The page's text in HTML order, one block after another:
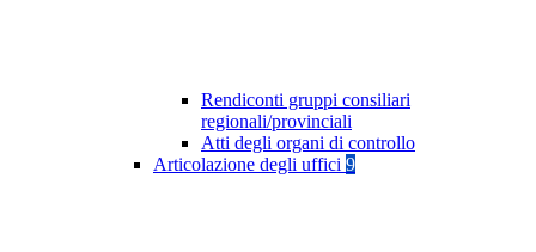
Rendiconti gruppi consiliari
regionali/provinciali
Atti degli organi di controllo
Articolazione degli uffici 9